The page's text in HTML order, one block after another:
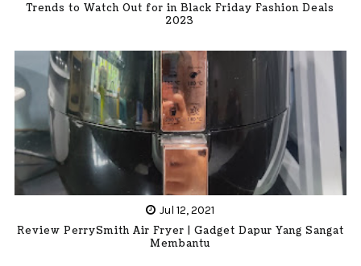
Trends to Watch Out for in Black Friday Fashion Deals
2023
Jul 12, 2021
Review PerrySmith Air Fryer | Gadget Dapur Yang Sangat
Membantu